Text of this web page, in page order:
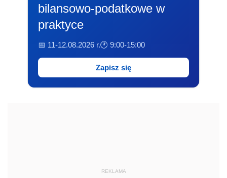
bilansowo-podatkowe w
praktyce
📅 11-12.08.2026 r.🕐 9:00-15:00
Zapisz się
REKLAMA